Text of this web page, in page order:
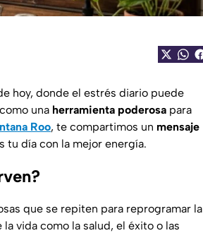
hoy, donde el estrés diario puede
una herramienta poderosa para
Roo, te compartimos un mensaje
tu día con la mejor energía.
que se repiten para reprogramar la
vida como la salud, el éxito o las